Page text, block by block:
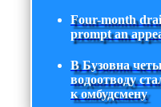
Four-month
prompt an
В Бузовна
водоотводу
к омбудсмену